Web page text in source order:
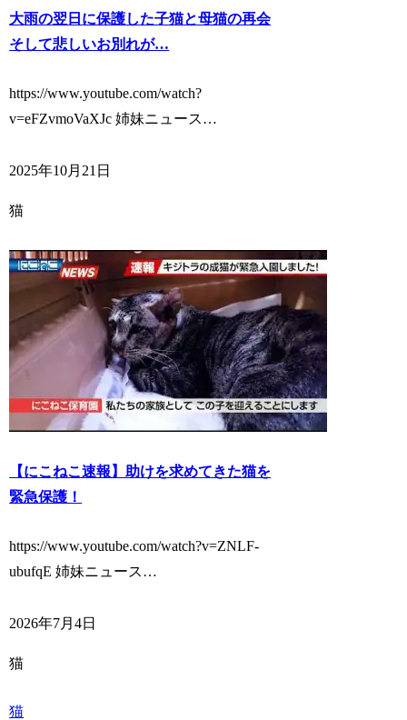
大雨の翌日に保護した子猫と母猫の再会
そして悲しいお別れが…
https://www.youtube.com/watch?
v=eFZvmoVaXJc 姉妹ニュース…
2025年10月21日
猫
【にこねこ速報】助けを求めてきた猫を
緊急保護！
https://www.youtube.com/watch?v=ZNLF-
ubufqE 姉妹ニュース…
2026年7月4日
猫
猫